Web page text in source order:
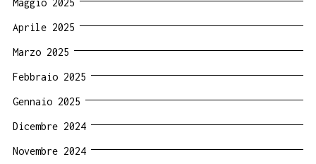
Aprile 2025
Marzo 2025
Febbraio 2025
Gennaio 2025
Dicembre 2024
Novembre 2024